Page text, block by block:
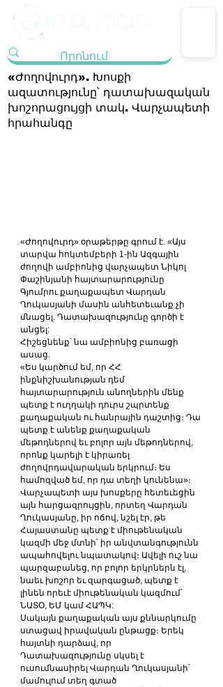
«Ժողովուրդ». Խոսքի
ազատությունը՝ դատախազական
խոշորացույցի տակ. Վարչապետի
հրահանգը
«Ժողովուրդ» օրաթերթը գրում է. «Այս
տարվա հոկտեմբերի 1-ին Ազգային
ժողովի ամբիոնից վարչապետ Նիկոլ
Փաշինյանի հայտարարությունը
Գյումրու քաղաքապետ Վարդան
Ղուկասյանի մասին անհետեւանք չի
մնացել. Դատախազությունը գործի է
անցել:
Հիշեցնենք՝ նա ամբիոնից բառացի
ասաց.
«Ես կարծում եմ, որ ՀՀ
ինքնիշխանության դեմ
հայտարարություն անողներին մենք
պետք է ուղղակի դուրս շպրտենք
քաղաքական ու հանրային դաշտից։ Դա
պետք է անենք քաղաքական
մեթոդներով եւ բոլոր այն մեթոդներով,
որոնք կարելի է կիրառել
ժողովրդավարական երկրում։ Ես
համոզված եմ, որ դա տեղի կունենա»։
Վարչապետի այս խոսքերը հետեւեցին
այն հարցազրույցին, որտեղ Վարդան
Ղուկասյանը, իր ոճով, նշել էր, թե
Հայաստանը պետք է միութենական
կազմի մեջ մտնի՝ իր անվտանգությունն
ապահովելու նպատակով։ Ավելի ուշ նա
պարզաբանեց, որ բոլոր երկրներն էլ,
նաեւ խոշոր եւ զարգացած, պետք է
լինեն որեւէ միութենական կազմում՝
ՆԱՏՕ, ԵՄ կամ ՀԱՊԿ:
Սակայն քաղաքական այս քննարկումը
ստացավ իրավական ընթացք։ Երեկ
հայտնի դարձավ, որ
Դատախազությունը սկսել է
ուսումնասիրել Վարդան Ղուկասյանի՝
մամուլում տեղ գտած